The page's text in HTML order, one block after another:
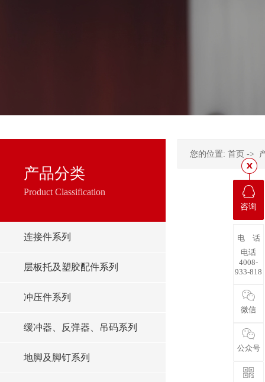
产品分类
Product Classification
连接件系列
层板托及塑胶配件系列
冲压件系列
缓冲器、反弹器、吊码系列
地脚及脚钉系列
您的位置: 首页 ->
咨询
电 话
电话
4008-
933-818
微信
公众号